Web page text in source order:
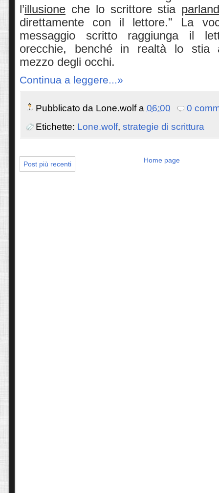
l’illusione che lo scrittore stia
direttamente con il lettore." La
messaggio scritto raggiunga il
orecchie, benché in realtà lo stia
mezzo degli occhi.
Continua a leggere...»
Pubblicato da Lone.wolf a 06:00
0
Etichette: Lone.wolf, strategie di scrittura
Post più recenti Home page